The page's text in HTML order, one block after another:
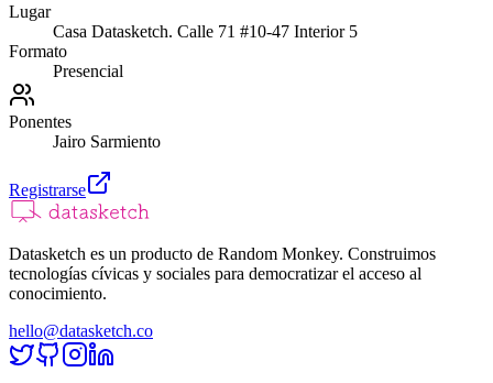
Lugar
Casa Datasketch. Calle 71 #10-47 Interior 5
Formato
Presencial
Ponentes
Jairo Sarmiento
Registrarse
Datasketch es un producto de Random Monkey. Construimos
tecnologías cívicas y sociales para democratizar el acceso al
conocimiento.
hello@datasketch.co